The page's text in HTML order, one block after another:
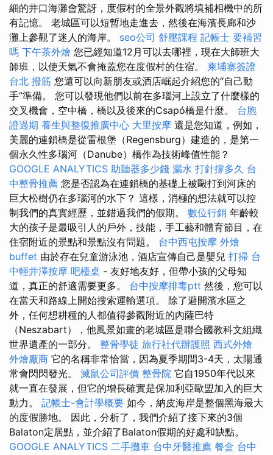
細的井口海灘會驚訝，度假村的全景外觀將填補相機中的所
有記憶。 老城區可以短暫地走進去，然後在海濱長廊和沙
灘上參觀了迷人的海岸。 seo公司 舒壓課程 記帳士 要補習
嗎 下午茶外燴 您已經知道12月可以去哪裡，現在大師班大
師班，以使天氣不會掩蓋您在度假村的住宿。 柬埔寨簽證
台北 撥筋 您還可以向新朋友或酒店崛起介紹您的“自己動
手”準備。 您可以發現他們以前在多瑙河上設立了什麼樣的
交叉機會，空中橋，橋以及後來的Csapó橋是什麼。 台胞
證過期 養生與整復推廣中心 大里按摩 還是您知道，例如，
美麗的連鎖橋是從雷根堡（Regensburg）建造的，是第一
個永久性多瑙河（Danube）橋作為技術峰值性能？
GOOGLE ANALYTICS 助聽器多少錢 漏水 打針撐多久 台
中整骨推薦 您是否認為在連鎖橋的基礎上被毆打到河床的
巨大松樹仍在多瑙河的水下？ 這樣，消極的想法就可以控
制我們的真實經歷，並錯過我們的假期。 數位行銷 年齡較
大的孩子是最吸引人的戶外，技能，手工藝和體育節目，在
住宿附近的景點和景點沒有問題。 台中西屯按摩 外燴
buffet 由於存在兒童游泳池，酒店宣傳自己是嬰兒 打掃 台
中輕井澤按摩 吧檯桌 - 友好地友好，但帶小孩的父母知
道，真正的舒適需要更多。 台中按摩排毒ptt 然後，您可以
在當天和路線上開始搜索運輸選項。 除了避開濱水區之
外，任何想耕種的人都值得參觀附近的內薩巴特
（Neszabart），他風景如畫的老城區是聯合國教科文組織
世界遺產的一部分。 整骨學徒 旅行社代辦護照 西式外燴
外燴廠商 它的名稱非常恰當，因為夏季期間3-4天，太陽通
常會閃閃發光。 滅鼠公司評價 整骨院 它自1950年代以來
就一直在發展，但它的增長確實是保加利亞歐盟加入的巨大
動力。 記帳士-會計學概要 如今，納皮海岸是整個黑海最大
的度假勝地。 因此，分析了，我們介紹了接下來的3個
Balaton定居點，並介紹了Balaton假期的好處和缺點。
GOOGLE ANALYTICS 二手攤車 台中牙醫推薦 餐盒 台中